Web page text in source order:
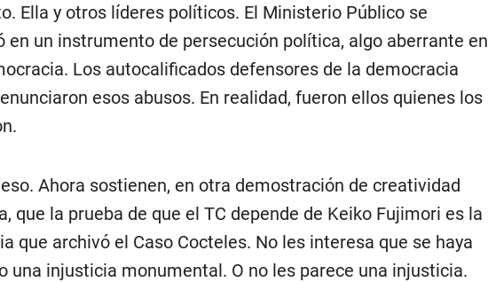
Ella y otros líderes políticos. El Ministerio Público se
en un instrumento de persecución política, algo aberrante en
Los autocalificados defensores de la democracia
esos abusos. En realidad, fueron ellos quienes los
Ahora sostienen, en otra demostración de creatividad
que la prueba de que el TC depende de Keiko Fujimori es la
que archivó el Caso Cocteles. No les interesa que se haya
una injusticia monumental. O no les parece una injusticia.